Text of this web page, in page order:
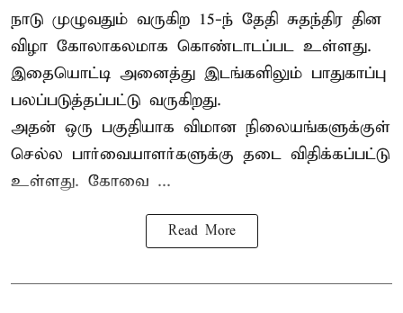
நாடு முழுவதும் வருகிற 15-ந் தேதி சுதந்திர தின
விழா கோலாகலமாக கொண்டாடப்பட உள்ளது.
இதையொட்டி அனைத்து இடங்களிலும் பாதுகாப்பு
பலப்படுத்தப்பட்டு வருகிறது.
அதன் ஒரு பகுதியாக விமான நிலையங்களுக்குள்
செல்ல பார்வையாளர்களுக்கு தடை விதிக்கப்பட்டு
உள்ளது. கோவை ...
Read More